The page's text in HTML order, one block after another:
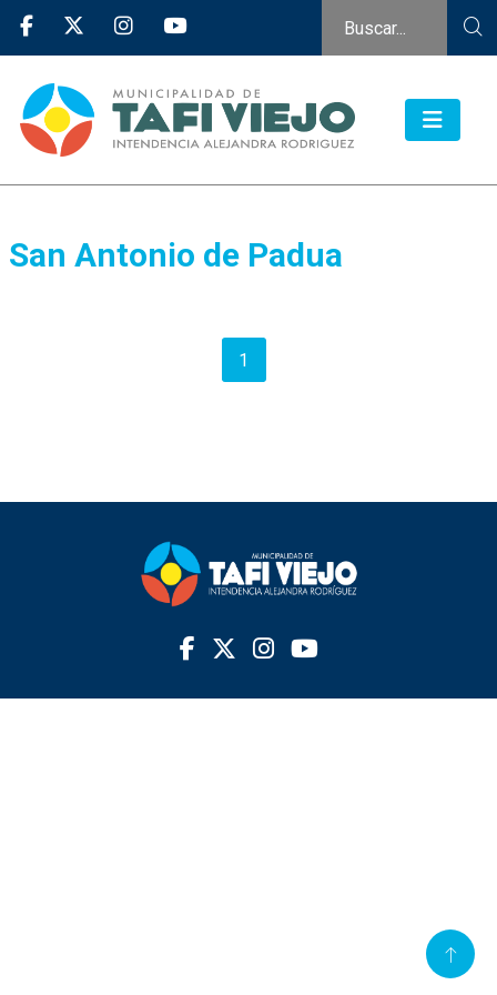
San Antonio de Padua
1